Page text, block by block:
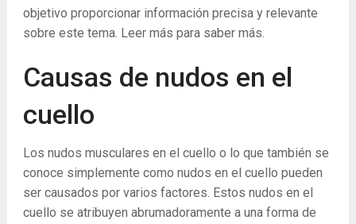
objetivo proporcionar información precisa y relevante
sobre este tema. Leer más para saber más.
Causas de nudos en el
cuello
Los nudos musculares en el cuello o lo que también se
conoce simplemente como nudos en el cuello pueden
ser causados ​​por varios factores. Estos nudos en el
cuello se atribuyen abrumadoramente a una forma de